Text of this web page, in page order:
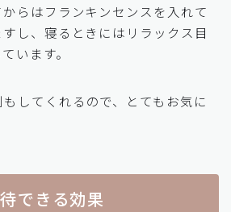
らはフランキンセンスを入れて
し、寝るときにはリラックス目
います。
もしてくれるので、とてもお気に
できる効果